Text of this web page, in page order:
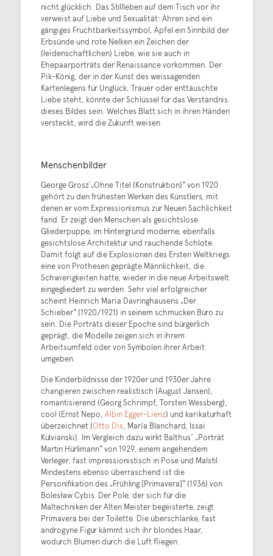
nicht glücklich. Das Stillleben auf dem Tisch vor ihr
verweist auf Liebe und Sexualität: Ähren sind ein
gängiges Fruchtbarkeitssymbol, Äpfel ein Sinnbild der
Erbsünde und rote Nelken ein Zeichen der
(leidenschaftlichen) Liebe, wie sie auch in
Ehepaarporträts der Renaissance vorkommen. Der
Pik-König, der in der Kunst des weissagenden
Kartenlegens für Unglück, Trauer oder enttäuschte
Liebe steht, könnte der Schlüssel für das Verständnis
dieses Bildes sein. Welches Blatt sich in ihren Händen
versteckt, wird die Zukunft weisen
Menschenbilder
George Grosz`„Ohne Titel (Konstruktion)“ von 1920
gehört zu den frühesten Werken des Künstlers, mit
denen er vom Expressionismus zur Neuen Sachlichkeit
fand. Er zeigt den Menschen als gesichtslose
Gliederpuppe, im Hintergrund moderne, ebenfalls
gesichtslose Architektur und rauchende Schlote.
Damit folgt auf die Explosionen des Ersten Weltkriegs
eine von Prothesen geprägte Männlichkeit, die
Schwierigkeiten hatte, wieder in die neue Arbeitswelt
eingegliedert zu werden. Sehr viel erfolgreicher
scheint Heinrich Maria Davringhausens „Der
Schieber“ (1920/1921) in seinem schmucken Büro zu
sein. Die Porträts dieser Epoche sind bürgerlich
geprägt, die Modelle zeigen sich in ihrem
Arbeitsumfeld oder von Symbolen ihrer Arbeit
umgeben.
Die Kinderbildnisse der 1920er und 1930er Jahre
changieren zwischen realistisch (August Jansen),
romantisierend (Georg Schrimpf, Torsten Wessberg),
cool (Ernst Nepo, Albin Egger-Lienz) und karikaturhaft
überzeichnet (Otto Dix, María Blanchard, Issai
Kulvianski). Im Vergleich dazu wirkt Balthus‘ „Porträt
Martin Hürlimann“ von 1929, einem angehendem
Verleger, fast impressionistisch in Pose und Malstil.
Mindestens ebenso überraschend ist die
Personifikation des „Frühling [Primavera]“ (1936) von
Bolesław Cybis. Der Pole, der sich für die
Maltechniken der Alten Meister begeisterte, zeigt
Primavera bei der Toilette. Die überschlanke, fast
androgyne Figur kämmt sich ihr blondes Haar,
wodurch Blumen durch die Luft fliegen.